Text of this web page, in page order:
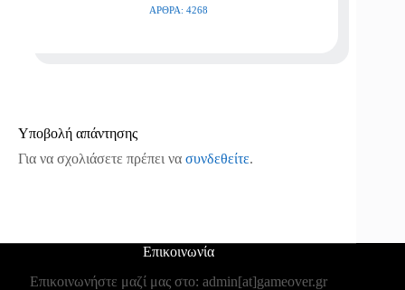
ΆΡΘΡΑ: 4268
Υποβολή απάντησης
Για να σχολιάσετε πρέπει να συνδεθείτε.
Επικοινωνία
Επικοινωνήστε μαζί μας στο: admin[at]gameover.gr